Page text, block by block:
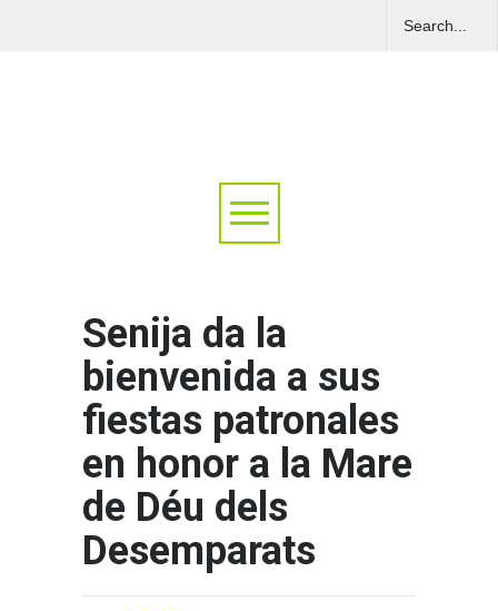
Senija da la
bienvenida a sus
fiestas patronales
en honor a la Mare
de Déu dels
Desemparats